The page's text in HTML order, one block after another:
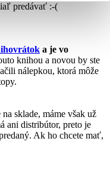
predávať :-(
a je vo
knihou a novou by ste
nálepkou, ktorá môže
sklade, máme však už
ani distribútor, preto je
Ak ho chcete mať,